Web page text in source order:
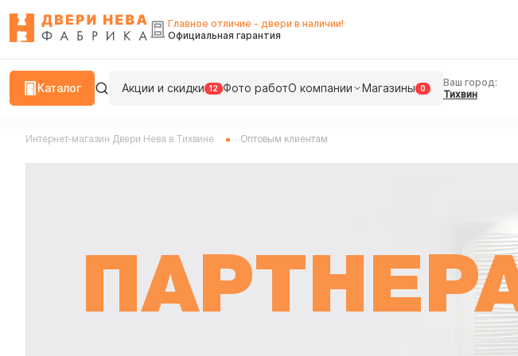
Главное отличие - двери в наличии!
Официальная гарантия
Каталог Акции и скидки 12 Фото работО компании Магазины 0
Ваш город:
Тихвин
Интернет-магазин Двери Нева в Тихвине Оптовым клиентам